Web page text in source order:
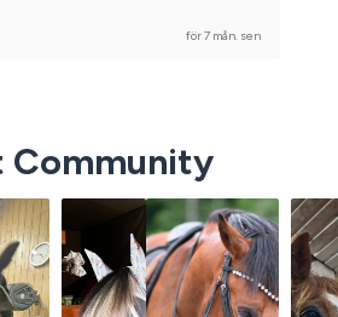
för 7 mån. sen
Community